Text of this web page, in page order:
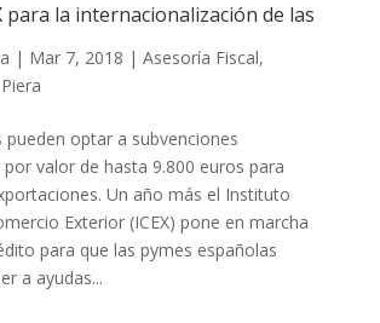
para la internacionalización de las
| Mar 7, 2018 | Asesoría Fiscal,
pueden optar a subvenciones
valor de hasta 9.800 euros para
Un año más el Instituto
Exterior (ICEX) pone en marcha
para que las pymes españolas
a ayudas...